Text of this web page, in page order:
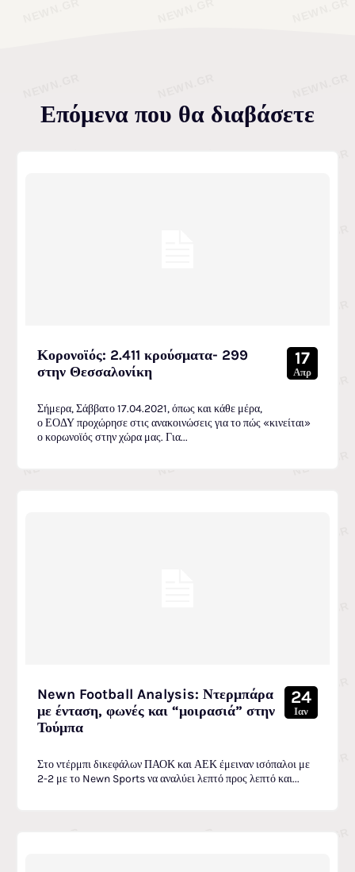
Επόμενα που θα διαβάσετε
Κορονοϊός: 2.411 κρούσματα- 299
στην Θεσσαλονίκη
17
Απρ
Σήμερα, Σάββατο 17.04.2021, όπως και κάθε μέρα,
ο ΕΟΔΥ προχώρησε στις ανακοινώσεις για το πώς «κινείται»
ο κορωνοϊός στην χώρα μας. Για...
Newn Football Analysis: Ντερμπάρα
με ένταση, φωνές και “μοιρασιά” στην
Τούμπα
24
Ιαν
Στο ντέρμπι δικεφάλων ΠΑΟΚ και ΑΕΚ έμειναν ισόπαλοι με
2-2 με το Newn Sports να αναλύει λεπτό προς λεπτό και...